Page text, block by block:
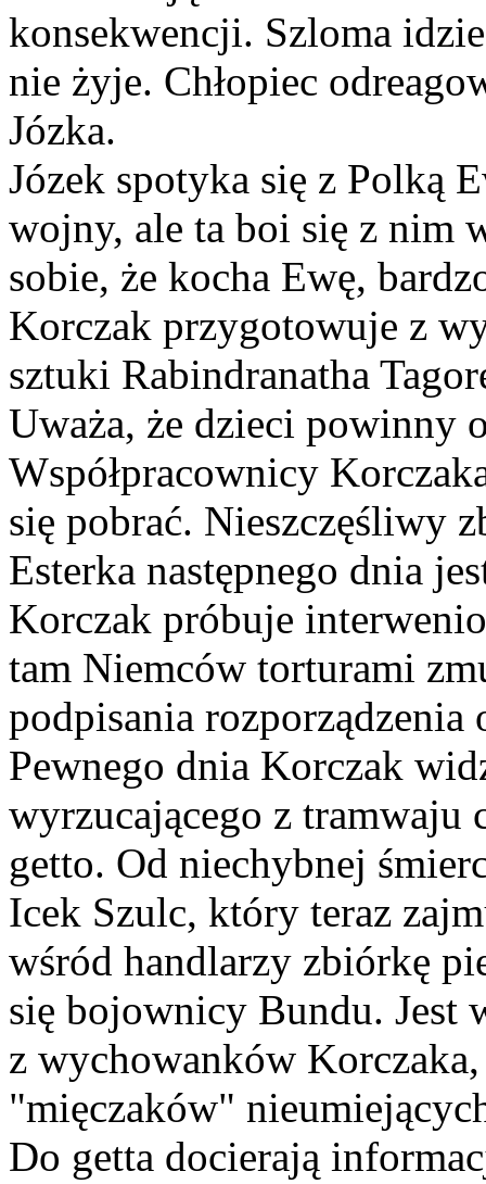
konsekwencji. Szloma
nie żyje. Chłopiec
Józka.
Józek spotyka się z Polką
wojny, ale ta boi się z nim
sobie, że kocha Ewę,
Korczak przygotowuje z
sztuki Rabindranatha
Uważa, że dzieci powinny
Współpracownicy
się pobrać. Nieszczęśliwy
Esterka następnego dnia
Korczak próbuje
tam Niemców torturami
podpisania
Pewnego dnia Korczak
wyrzucającego z tramwaju
getto. Od niechybnej
Icek Szulc, który teraz
wśród handlarzy zbiórkę
się bojownicy Bundu. Jest
z wychowanków
"mięczaków"
Do getta docierają